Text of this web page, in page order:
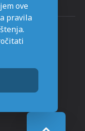
ove
pravila